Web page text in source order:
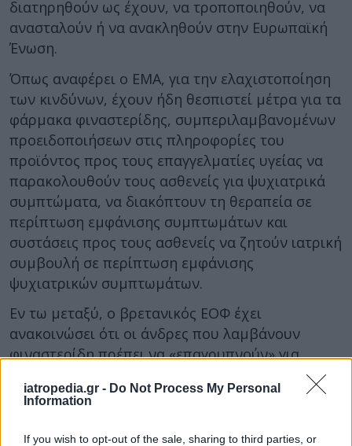
iatropedia.gr - Do Not Process My Personal
Information
If you wish to opt-out of the sale, sharing to third parties, or
διατηρηθούν ως έχουν, να τροποποιηθούν, να
ανασταλούν ή να ανακληθούν στην Ευρωπαϊκή
Ένωση.
Όπως αναφέρει ο ΕΜΑ, για την ελαχιστοποίηση
των κινδύνων, έχουν ήδη θεσπιστεί μέτρα για τα
φάρμακα φιναστερίδης, συμπεριλαμβανομένων
προειδοποιήσεων στις πληροφορίες του
προϊόντος προς τους επαγγελματίες υγείας να
παρακολουθούν τους ασθενείς για ψυχιατρικά
συμπτώματα, να διακόπτουν τη θεραπεία σε
περίπτωση εμφάνισης συμπτωμάτων και
συστάσεις προς τους ασθενείς να ζητούν ιατρική
συμβουλή σε περίπτωση εμφάνισης
ψυχιατρικών συμπτωμάτων.
Εν τω μεταξύ, ο βρετανικός ΕΟΦ έχει
ανακοινώσει ότι οι άνδρες που λαμβάνουν
φιναστερίδη πρέπει να «επαγρυπνούν» για
παρενέργειες. Ο οργανισμός ανακοίνωσε τον
φιναστερίδης νέα κάρτα προειδοποίησης